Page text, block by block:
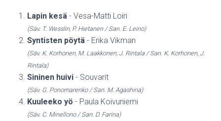
Lapin kesä - Vesa-Matti Loiri
(Säv. T. Wesslin, P. Hietanen / San. E. Leino)
Syntisten pöytä - Erika Vikman
(Säv. K. Korhonen, M. Laakkonen, J. Rintala / San. K. Korhonen, J.
Rintala)
Sininen huivi - Souvarit
(Säv. G. Ponomarenko / San. M. Agashina)
Kuuleeko yö - Paula Koivuniemi
(Säv. C. Minellono / San. D. Farina)